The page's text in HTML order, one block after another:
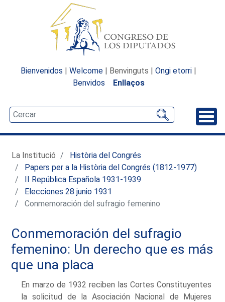
Bienvenidos | Welcome | Benvinguts | Ongi etorri |
Benvidos
Enllaços
La Institució
Història del Congrés
Papers per a la Història del Congrés (1812-1977)
II República Española 1931-1939
Elecciones 28 junio 1931
Conmemoración del sufragio femenino
Conmemoración del sufragio
femenino: Un derecho que es más
que una placa
En marzo de 1932 reciben las Cortes Constituyentes
la solicitud de la Asociación Nacional de Mujeres